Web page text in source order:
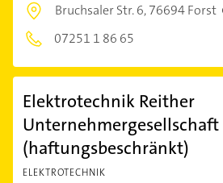
Bruchsaler Str. 6,76694 Forst
07251 1 86 65
Elektrotechnik Reither
Unternehmergesellschaft
(haftungsbeschränkt)
ELEKTROTECHNIK